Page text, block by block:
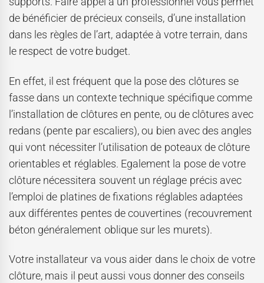
de bénéficier de précieux conseils, d’une installation
dans les règles de l’art, adaptée à votre terrain, dans
le respect de votre budget.
En effet, il est fréquent que la pose des clôtures se
fasse dans un contexte technique spécifique comme
l’installation de clôtures en pente, ou de clôtures avec
redans (pente par escaliers), ou bien avec des angles
qui vont nécessiter l’utilisation de poteaux de clôture
orientables et réglables. Egalement la pose de votre
clôture nécessitera souvent un réglage précis avec
l’emploi de platines de fixations réglables adaptées
aux différentes pentes de couvertines (recouvrement
béton généralement oblique sur les murets).
Votre installateur va vous aider dans le choix de votre
clôture, mais il peut aussi vous donner des conseils